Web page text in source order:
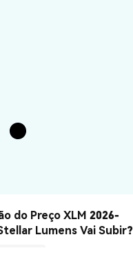
do Preço XLM 2026-
Lumens Vai Subir?